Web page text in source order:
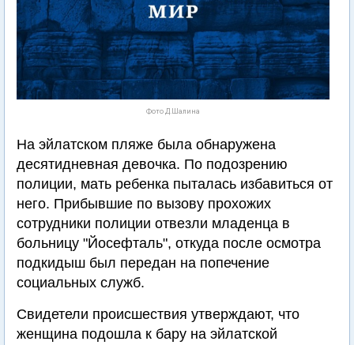
Фото Д.Шалина
На эйлатском пляже была обнаружена
десятидневная девочка. По подозрению
полиции, мать ребенка пыталась избавиться от
него. Прибывшие по вызову прохожих
сотрудники полиции отвезли младенца в
больницу "Йосефталь", откуда после осмотра
подкидыш был передан на попечение
социальных служб.
Свидетели происшествия утверждают, что
женщина подошла к бару на эйлатской